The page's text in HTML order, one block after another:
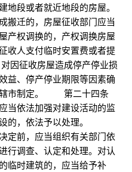
地段或者就近地段的房屋。
迁的，房屋征收部门应当
产权调换的，产权调换房屋
收人支付临时安置费或者提
征收房屋造成停产停业损
益、停产停业期限等因素确
辖市制定。 第二十四条
当依法加强对建设活动的监
设的，依法予以处理。
定前，应当组织有关部门依
行调查、认定和处理。对认
临时建筑的，应当给予补